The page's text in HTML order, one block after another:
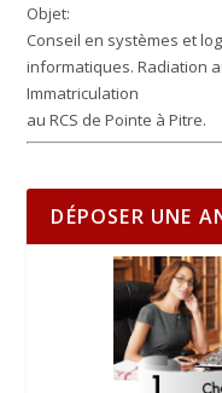
Objet:
Conseil en systèmes et
informatiques. Radiation
Immatriculation
au RCS de Pointe à Pitre.
DÉPOSER UNE